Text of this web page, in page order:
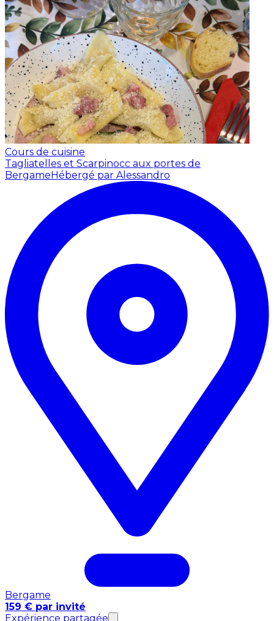
Cours de cuisine
Tagliatelles et Scarpinocc aux portes de
Bergame Hébergé par Alessandro
Bergame
159 € par invité
Expérience partagée